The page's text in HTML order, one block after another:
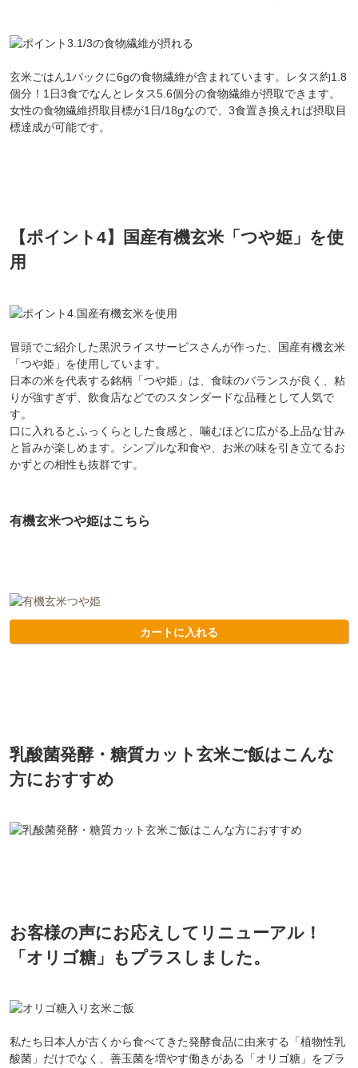
玄米ごはん1パックに6gの食物繊維が含まれています。レタス約1.8
個分！1日3食でなんとレタス5.6個分の食物繊維が摂取できます。
女性の食物繊維摂取目標が1日/18gなので、3食置き換えれば摂取目
標達成が可能です。
【ポイント4】国産有機玄米「つや姫」を使
用
冒頭でご紹介した黒沢ライスサービスさんが作った、国産有機玄米
「つや姫」を使用しています。
日本の米を代表する銘柄「つや姫」は、食味のバランスが良く、粘
りが強すぎず、飲食店などでのスタンダードな品種として人気で
す。
口に入れるとふっくらとした食感と、噛むほどに広がる上品な甘み
と旨みが楽しめます。シンプルな和食や、お米の味を引き立てるお
かずとの相性も抜群です。
有機玄米つや姫はこちら
カートに入れる
乳酸菌発酵・糖質カット玄米ご飯はこんな
方におすすめ
お客様の声にお応えしてリニューアル！
「オリゴ糖」もプラスしました。
私たち日本人が古くから食べてきた発酵食品に由来する「植物性乳
酸菌」だけでなく、善玉菌を増やす働きがある「オリゴ糖」をプラ